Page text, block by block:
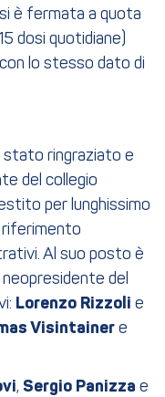
è fermata a quota
dosi quotidiane)
lo stesso dato di
stato ringraziato e
del collegio
per lunghissimo
riferimento
Al suo posto è
neopresidente del
Lorenzo Rizzoli e
Visintainer e
, Sergio Panizza e